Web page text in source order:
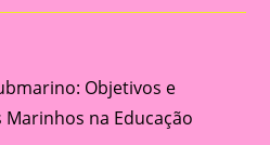
Objetivos e
na Educação